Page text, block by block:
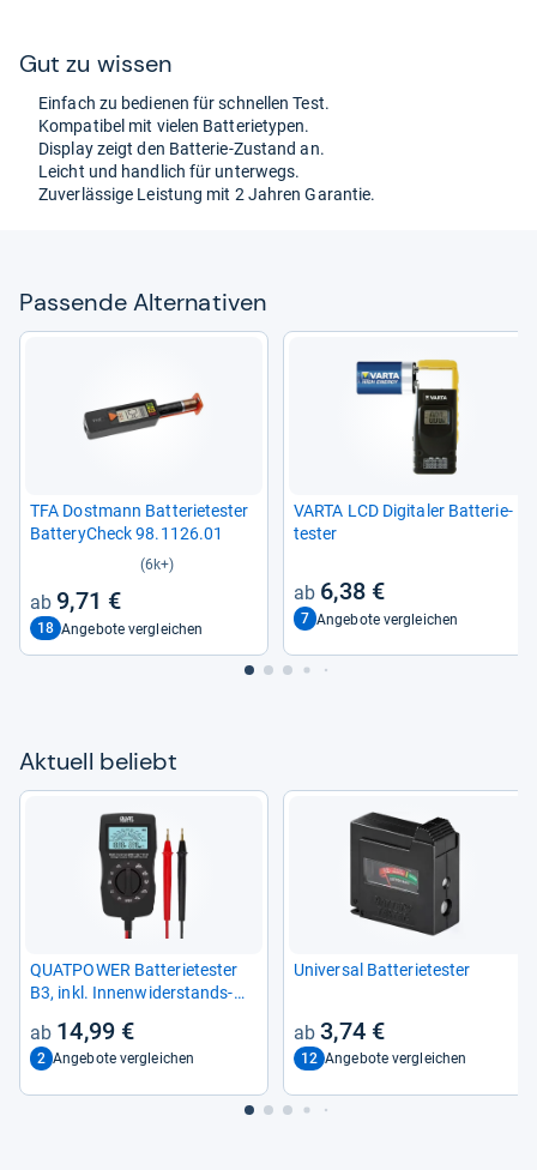
Gut zu wis­sen
Ein­fach zu bedie­nen für schnel­len Test.
Kom­pa­ti­bel mit vie­len Bat­te­rie­ty­pen.
Dis­play zeigt den Bat­te­rie-​Zustand an.
Leicht und hand­lich für unter­wegs.
Zuver­läs­sige Leis­tung mit 2 Jah­ren Garan­tie.
Pas­sende Alter­na­ti­ven
TFA Dost­mann Bat­te­rie­tes­ter
Bat­te­ry­Check 98.1126.01
(6k+)
9,71 €
18 Angebote vergleichen
VARTA LCD Digi­ta­ler Bat­te­rie­
tes­ter
6,38 €
7 Angebote vergleichen
Aktu­ell beliebt
QUAT­POWER Bat­te­rie­tes­ter
B3, inkl. Innen­wi­der­stands­
14,99 €
2 Angebote vergleichen
Uni­ver­sal Bat­te­rie­tes­ter
3,74 €
12 Angebote vergleichen